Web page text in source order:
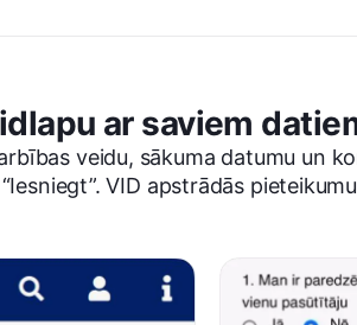
ar saviem
veidu, sākuma datumu un
VID apstrādās